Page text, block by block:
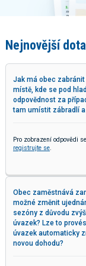
Nejnovější
Jak má obec
místě, kde se pod
odpovědnost za
tam umístit zábradlí
Pro zobrazení odpovědi
registrujte se
Obec zaměstnává
možné změnit
sezóny z důvodu
úvazek? Lze to
úvazek automaticky
novou dohodu?